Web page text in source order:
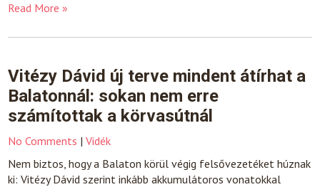
Read More »
Vitézy Dávid új terve mindent átírhat a
Balatonnál: sokan nem erre
számítottak a körvasútnál
No Comments |Vidék
Nem biztos, hogy a Balaton körül végig felsővezetéket húznak
ki: Vitézy Dávid szerint inkább akkumulátoros vonatokkal